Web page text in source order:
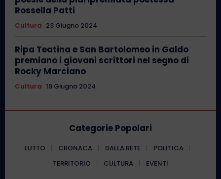
Rossella Patti
Cultura 23 Giugno 2024
Ripa Teatina e San Bartolomeo in Galdo
premiano i giovani scrittori nel segno di
Rocky Marciano
Cultura 19 Giugno 2024
Categorie Popolari
LUTTO CRONACA DALLA RETE
POLITICA
TERRITORIO
CULTURA EVENTI